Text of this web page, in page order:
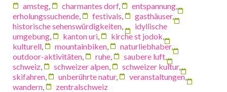
amsteg
charmantes dorf, entspannung
erholungssuchende
festivals gasthäuser,
historische sehenswürdigkeiten
idyllische
umgebung
kanton uri kirche st jodok
kulturell
mountainbiken naturliebhaber,
outdoor-aktivitäten
ruhe saubere luft
schweiz
schweizer alpen schweizer kultur,
skifahren
unberührte natur, veranstaltungen,
wandern
zentralschweiz